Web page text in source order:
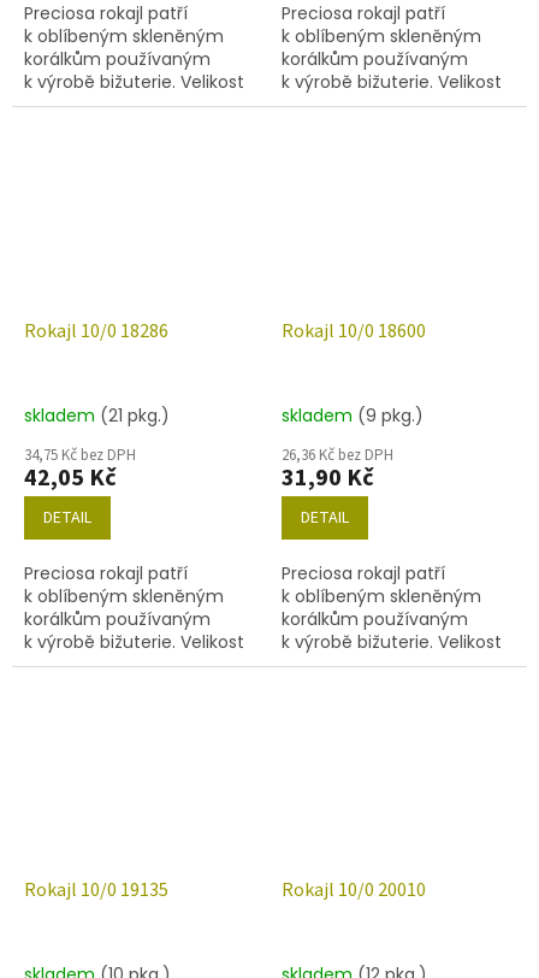
Preciosa rokajl patří
k oblíbeným skleněným
korálkům používaným
k výrobě bižuterie. Velikost
10/0 (2,0-2,4mm),barva
Preciosa rokajl patří
k oblíbeným skleněným
korálkům používaným
k výrobě bižuterie. Velikost
10/0 (2,2-2,4 mm), barva
Rokajl 10/0 18286
skladem (21 pkg.)
34,75 Kč bez DPH
42,05 Kč
DETAIL
Preciosa rokajl patří
k oblíbeným skleněným
korálkům používaným
k výrobě bižuterie. Velikost
10/0 (2,2-2,4mm), barva
Rokajl 10/0 18600
skladem (9 pkg.)
26,36 Kč bez DPH
31,90 Kč
DETAIL
Preciosa rokajl patří
k oblíbeným skleněným
korálkům používaným
k výrobě bižuterie. Velikost
10/0 (2,0-2,4mm),barva
Rokajl 10/0 19135 Rokajl 10/0 20010